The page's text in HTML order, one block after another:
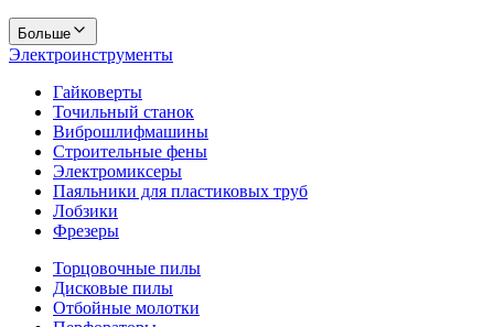
Больше
Электроинструменты
Гайковерты
Точильный станок
Виброшлифмашины
Строительные фены
Электромиксеры
Паяльники для пластиковых труб
Лобзики
Фрезеры
Торцовочные пилы
Дисковые пилы
Отбойные молотки